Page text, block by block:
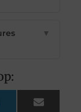
▼
Email